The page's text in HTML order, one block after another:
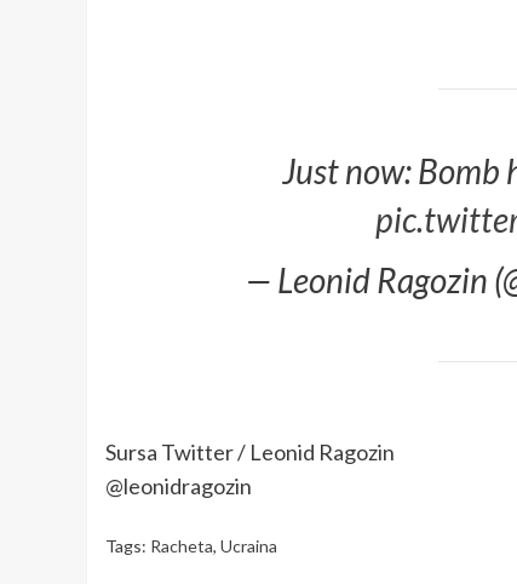
Just now: Bomb
— Leonid Ragozin
Sursa Twitter / Leonid Ragozin
@leonidragozin
Tags: Racheta, Ucraina